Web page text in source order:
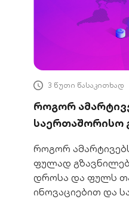
3 წუთი წასაკითხად
როგორ
საერთაშორისო
როგორ
ფულად
დროსა და ფულს
ინოვაციებით და